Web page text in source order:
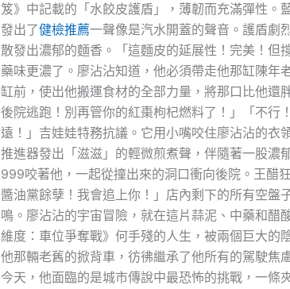
笈》中記載的「水餃皮護盾」，薄韌而充滿彈性。
發出了健檢推薦一聲像是汽水開蓋的聲音。護盾劇
散發出濃郁的麵香。「這麵皮的延展性！完美！但
藥味更濃了。廖沾沾知道，他必須帶走他那缸陳年
缸前，使出他搬運食材的全部力量，將那口比他還
後院逃跑！別再管你的紅棗枸杞燃料了！」「不行
遠！」吉娃娃特務抗議。它用小嘴咬住廖沾沾的衣
推進器發出「滋滋」的輕微煎煮聲，伴隨著一股濃
999咬著他，一起從撞出來的洞口衝向後院。王醋
醬油黨餘孽！我會追上你！」店內剩下的所有空盤
鳴。廖沾沾的宇宙冒險，就在這片蒜泥、中藥和醋
維度：車位爭奪戰》何手殘的人生，被兩個巨大的
他那輛老舊的掀背車，彷彿繼承了他所有的駕駛焦
今天，他面臨的是城市傳說中最恐怖的挑戰，一條